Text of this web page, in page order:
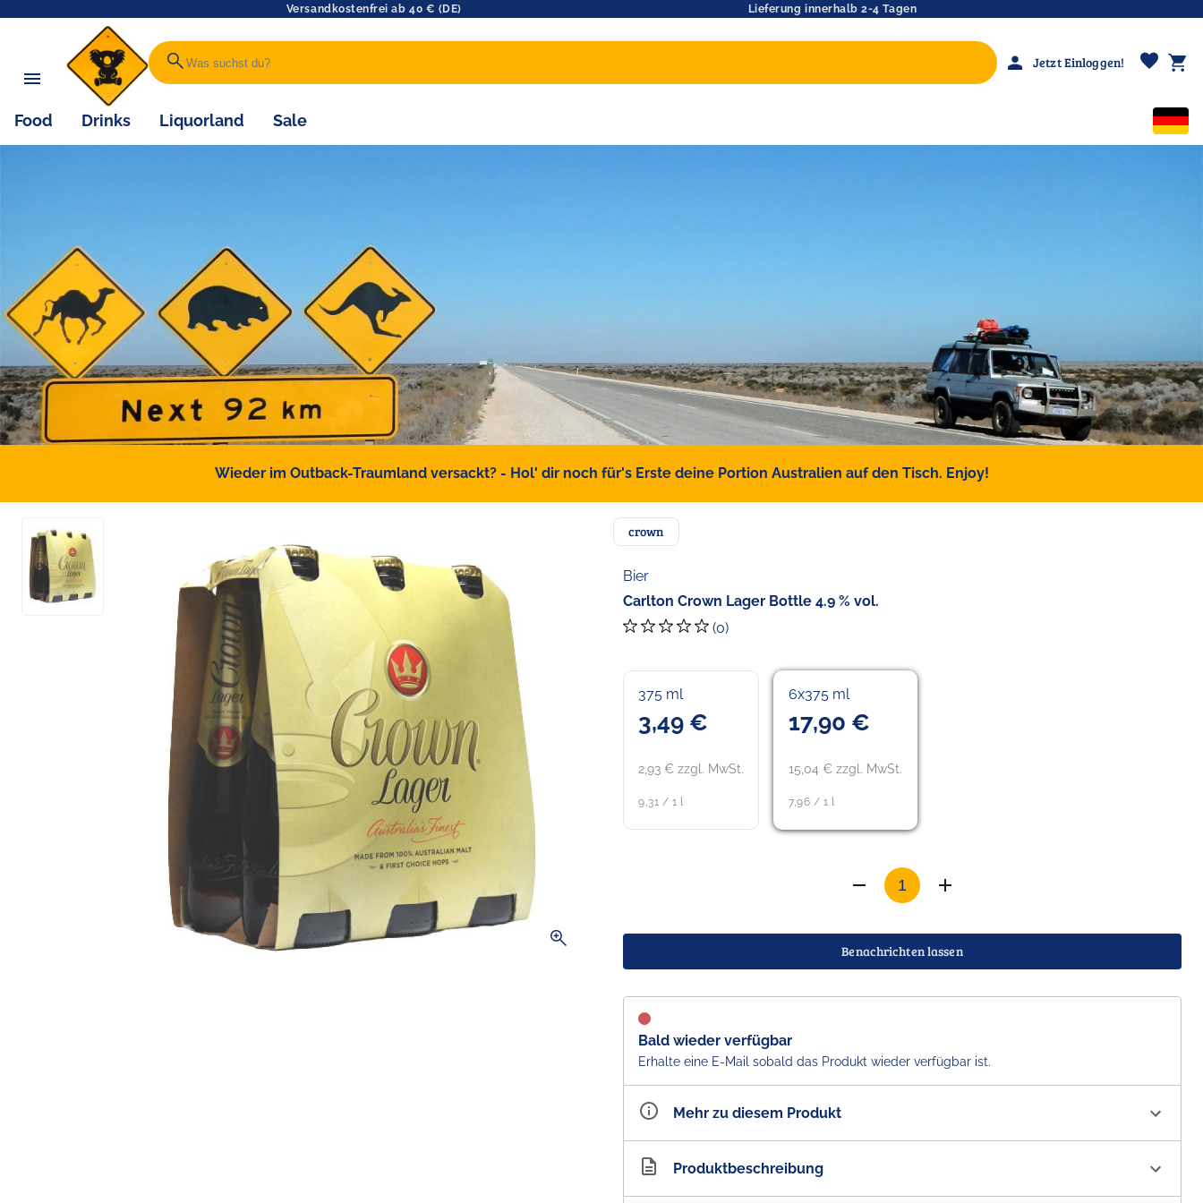
Versandkostenfrei ab 40 € (DE) Lieferung innerhalb 2-4 Tagen
search person Jetzt Einloggen! favorite shopping_cart
Food Drinks Liquorland Sale
Wieder im Outback-Traumland versackt? - Hol' dir noch für's Erste deine Portion Australien auf den Tisch. Enjoy!
zoom_in
crown
Bier
Carlton Crown Lager Bottle 4.9 % vol.
(0)
375 ml
3,49 €
2,93 € zzgl. MwSt.
9,31 / 1 l
6x375 ml
17,90 €
15,04 € zzgl. MwSt.
7,96 / 1 l
Benachrichten lassen
Bald wieder verfügbar
Erhalte eine E-Mail sobald das Produkt wieder verfügbar ist.
Mehr zu diesem Produkt
Artikelnummer AU200217
Produktbeschreibung